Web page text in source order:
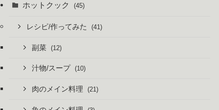
ホットクック (45)
レシピ/作ってみた (41)
副菜 (12)
汁物/スープ (10)
肉のメイン料理 (21)